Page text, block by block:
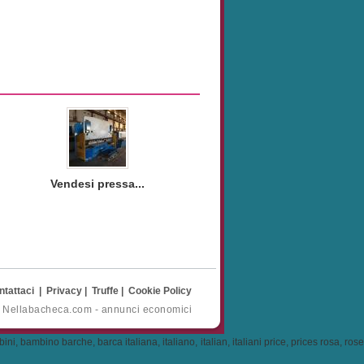
Vendesi pressa...
Privacy Truffe
Cookie Policy
- annunci economici
bambino barche, barca italiana, italiano, italian, italiani price, prices rosa, rose